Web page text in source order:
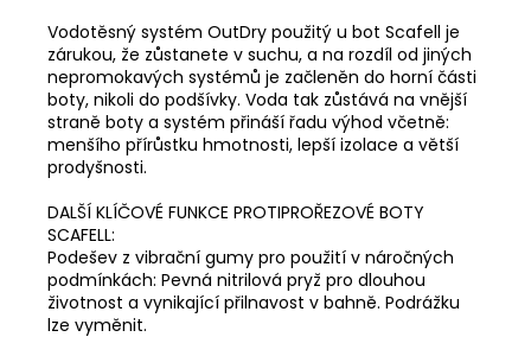
Vodotěsný systém OutDry použitý u bot Scafell je
zárukou, že zůstanete v suchu, a na rozdíl od jiných
nepromokavých systémů je začleněn do horní části
boty, nikoli do podšívky. Voda tak zůstává na vnější
straně boty a systém přináší řadu výhod včetně:
menšího přírůstku hmotnosti, lepší izolace a větší
prodyšnosti.
DALŠÍ KLÍČOVÉ FUNKCE PROTIPROŘEZOVÉ BOTY
SCAFELL:
Podešev z vibrační gumy pro použití v náročných
podmínkách: Pevná nitrilová pryž pro dlouhou
životnost a vynikající přilnavost v bahně. Podrážku
lze vyměnit.